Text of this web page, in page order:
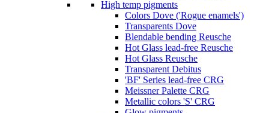
High temp pigments
Colors Dove ('Rogue enamels')
Transparents Dove
Blendable bending Reusche
Hot Glass lead-free Reusche
Hot Glass Reusche
Transparent Debitus
'BF' Series lead-free CRG
Meissner Palette CRG
Metallic colors 'S' CRG